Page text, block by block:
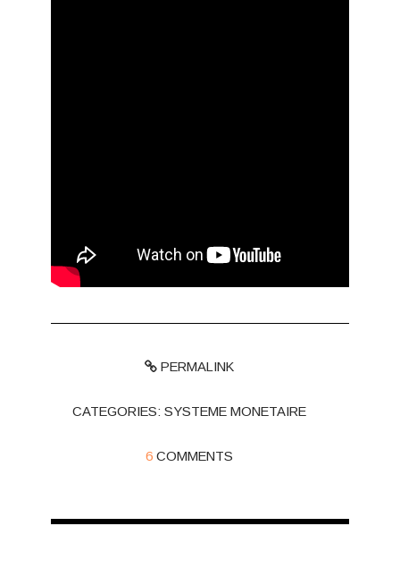
PERMALINK
CATEGORIES:SYSTEME MONETAIRE
6 COMMENTS